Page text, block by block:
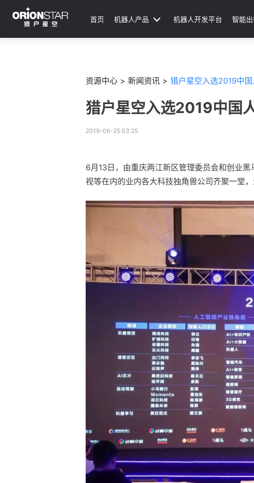
首页 机器人产品 机器人开发平台 智能
资源中心 > 新闻资讯 > 猎户星空入选2019中国
猎户星空入选2019中国
2019-06-25 03:25
6月13日，由重庆两江新区管理委员会和创业
视等在内的业内各大科技独角兽公司齐聚一堂